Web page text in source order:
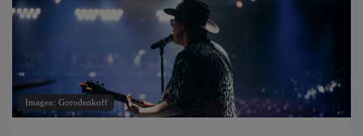
Imagen: Gorodenkoff